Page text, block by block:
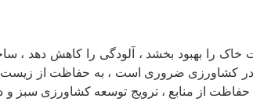
را بهبود بخشد ، آلودگی را کاهش دهد ،
در کشاورزی ضروری است ، به حفاظت از
از منابع ، ترویج توسعه کشاورزی سبز و